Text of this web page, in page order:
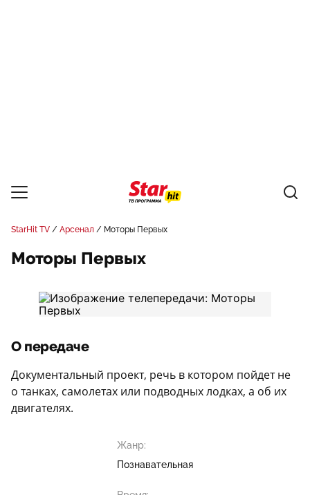
StarHit TV Арсенал Моторы Первых
Моторы Первых
О передаче
Документальный проект, речь в котором пойдет не
о танках, самолетах или подводных лодках, а об их
двигателях.
Жанр:
Познавательная